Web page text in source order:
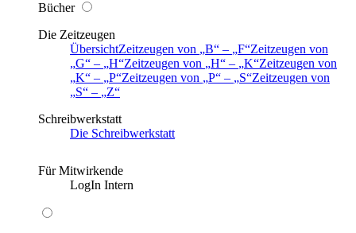
Bücher
Die Zeitzeugen
ÜbersichtZeitzeugen von B – F Zeitzeugen von
G
– H Zeitzeugen von H – K Zeitzeugen von
K
– P Zeitzeugen von P – S Zeitzeugen von
S
–
Z
Schreibwerkstatt
Die Schreibwerkstatt
Für Mitwirkende
LogIn Intern